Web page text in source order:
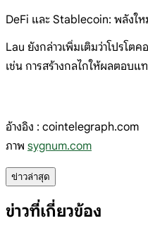
DeFi และ Stablecoin: พลังใ
Lau ยังกล่าวเพิ่มเติมว่าโปรโต
เช่น การสร้างกลไกให้ผลตอบ
อ้างอิง : cointelegraph.com
ภาพ sygnum.com
ข่าวล่าสุด
ข่าวที่เกี่ยวข้อง